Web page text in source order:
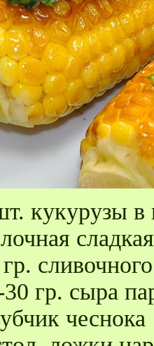
кукурузы в
гр. сыра
чеснока